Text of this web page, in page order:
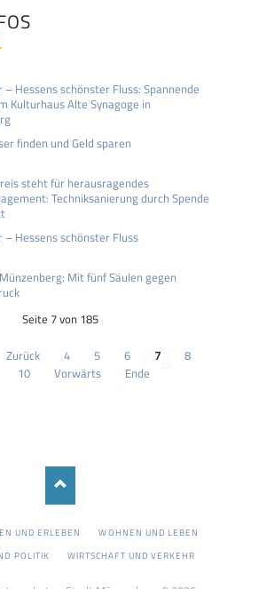
Hessens schönster Fluss: Spannende
Kulturhaus Alte Synagoge in
finden und Geld sparen
steht für herausragendes
Techniksanierung durch Spende
– Hessens schönster Fluss
Mit fünf Säulen gegen
Seite 7 von 185
Zurück 4 5 6 7
8
10 Vorwärts Ende
UND ERLEBEN
WOHNEN UND LEBEN
POLITIK
WIRTSCHAFT UND VERKEHR